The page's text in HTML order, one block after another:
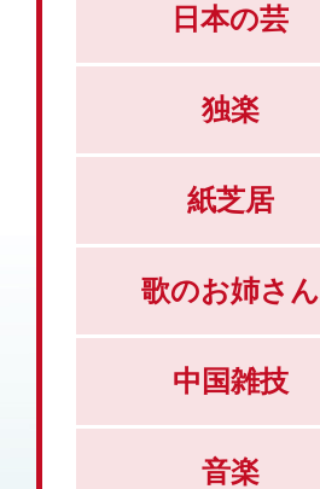
日本の芸
独楽
紙芝居
歌のお姉さん
中国雑技
音楽